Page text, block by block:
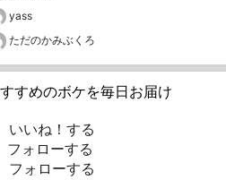
yass
ただのかみぶくろ
すめのボケを毎日お届け
いいね！する
ォローする
フォローする